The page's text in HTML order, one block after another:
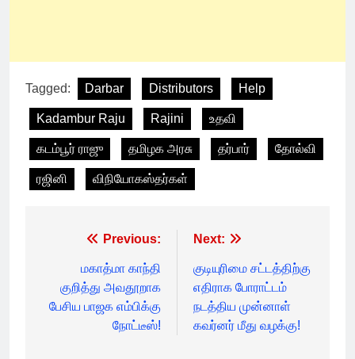
Tagged: Darbar Distributors Help
Kadambur Raju Rajini உதவி
கடம்பூர் ராஜு தமிழக அரசு தர்பார் தோல்வி
ரஜினி விநியோகஸ்தர்கள்
navigation
Previous:
மகாத்மா காந்தி
குறித்து அவதூறாக
பேசிய பாஜக எம்பிக்கு
நோட்டீஸ்!
Next:
குடியுரிமை சட்டத்திற்கு
எதிராக போராட்டம்
நடத்திய முன்னாள்
கவர்னர் மீது வழக்கு!